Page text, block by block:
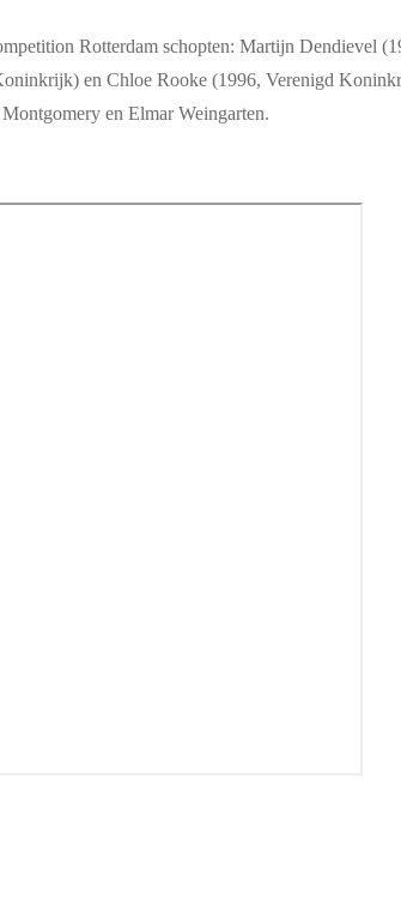
Rotterdam schopten: Martijn Dendievel
en Chloe Rooke (1996, Verenigd
en Elmar Weingarten.